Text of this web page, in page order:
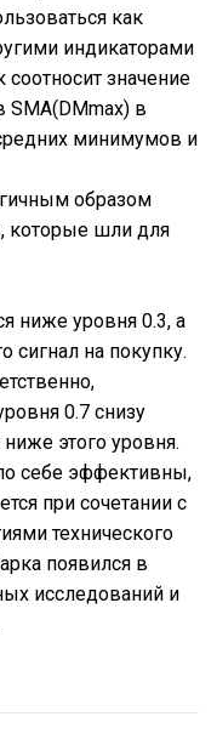
как
индикаторами
соотносит значение
в
минимумов и
образом
которые шли для
ниже уровня 0.3, а
сигнал на покупку.
0.7 снизу
этого уровня.
себе эффективны,
при сочетании с
технического
появился в
исследований и